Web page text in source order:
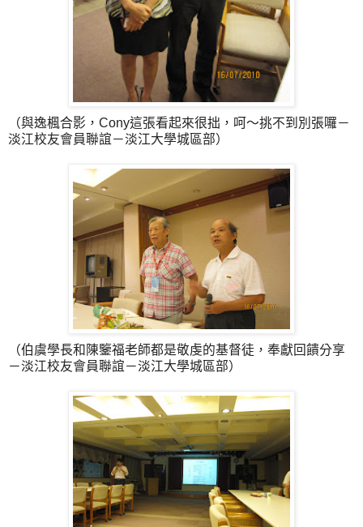
（與逸楓合影，Cony這張看起來很拙，呵～挑不到別張囉－
淡江校友會員聯誼－淡江大學城區部）
（伯虞學長和陳鑒福老師都是敬虔的基督徒，奉獻回饋分享
－淡江校友會員聯誼－淡江大學城區部）